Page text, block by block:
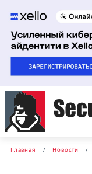
Главная Новости